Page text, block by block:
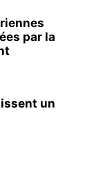
par la
un